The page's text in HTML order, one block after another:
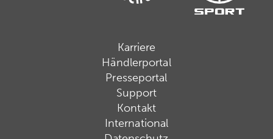
Karriere
Händlerportal
Presseportal
Support
Kontakt
International